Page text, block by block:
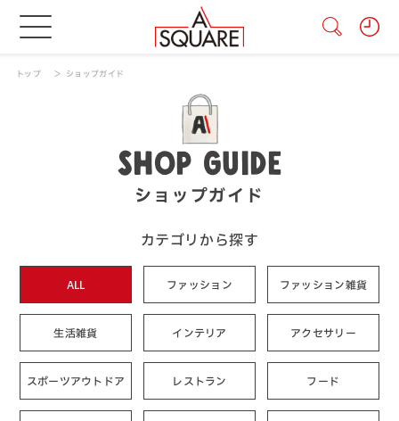
トップ ショップガイド
SHOP GUIDE
ショップガイド
カテゴリから探す
ALL ファッション ファッション雑貨
生活雑貨 インテリア アクセサリー
スポーツアウトドア レストラン フード